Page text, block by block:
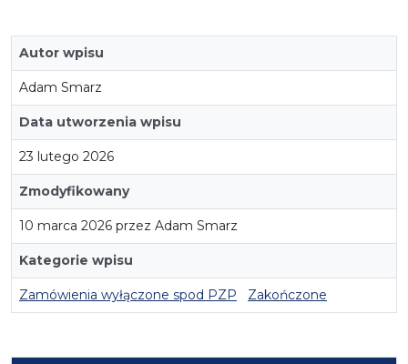
Autor wpisu
Adam Smarz
Data utworzenia wpisu
23 lutego 2026
Zmodyfikowany
10 marca 2026 przez Adam Smarz
Kategorie wpisu
Zamówienia wyłączone spod PZP Zakończone